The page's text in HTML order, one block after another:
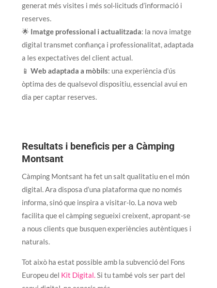
generat més visites i més sol·licituds d’informació i
reserves.
🌟 Imatge professional i actualitzada: la nova imatge
digital transmet confiança i professionalitat, adaptada
a les expectatives del client actual.
📱 Web adaptada a mòbils: una experiència d’ús
òptima des de qualsevol dispositiu, essencial avui en
dia per captar reserves.
Resultats i beneficis per a Càmping
Montsant
Càmping Montsant ha fet un salt qualitatiu en el món
digital. Ara disposa d’una plataforma que no només
informa, sinó que inspira a visitar-lo. La nova web
facilita que el càmping segueixi creixent, apropant-se
a nous clients que busquen experiències autèntiques i
naturals.
Tot això ha estat possible amb la subvenció del Fons
Europeu del Kit Digital.Si tu també vols ser part del